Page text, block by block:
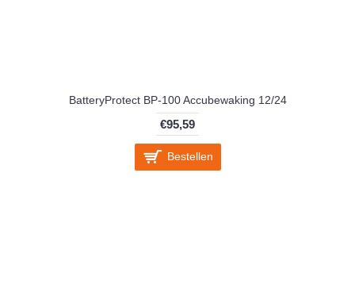
BatteryProtect BP-100 Accubewaking 12/24
€95,59
Bestellen